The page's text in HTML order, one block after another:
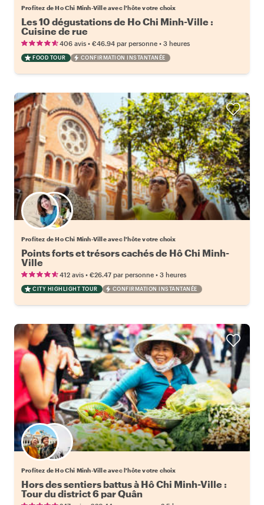
Profitez de Ho Chi Minh-Ville avec l'hôte votre choix
Les 10 dégustations de Ho Chi Minh-Ville :
Cuisine de rue
406 avis • €46.94 par personne • 3 heures
FOOD TOUR CONFIRMATION INSTANTANÉE
Choisissez votre local favori
Profitez de Ho Chi Minh-Ville avec l'hôte votre choix
Points forts et trésors cachés de Hô Chi Minh-
Ville
412 avis • €26.47 par personne • 3 heures
CITY HIGHLIGHT TOUR CONFIRMATION INSTANTANÉE
Choisissez votre local favori
Profitez de Ho Chi Minh-Ville avec l'hôte votre choix
Hors des sentiers battus à Hô Chi Minh-Ville :
Tour du district 6 par Quân